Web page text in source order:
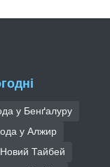
у Бенґалуру
у Алжир
Тайбей